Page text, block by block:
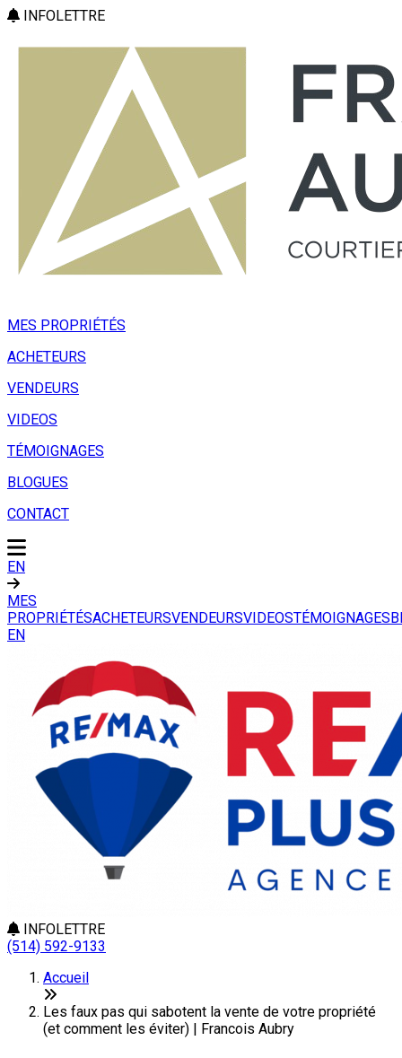
INFOLETTRE
MES PROPRIÉTÉS
ACHETEURS
VENDEURS
VIDEOS
TÉMOIGNAGES
BLOGUES
CONTACT
EN
MES
PROPRIÉTÉSACHETEURSVENDEURSVIDEOSTÉMOIGNAGES
EN
INFOLETTRE
(514) 592-9133
Accueil
Les faux pas qui sabotent la vente de votre propriété
(et comment les éviter) | Francois Aubry